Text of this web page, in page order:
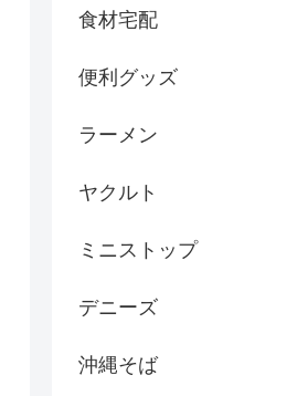
食材宅配
便利グッズ
ラーメン
ヤクルト
ミニストップ
デニーズ
沖縄そば